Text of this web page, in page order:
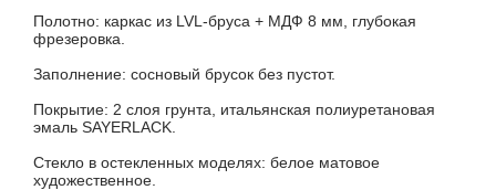
Полотно: каркас из LVL-бруса + МДФ 8 мм, глубокая
фрезеровка.
Заполнение: сосновый брусок без пустот.
Покрытие: 2 слоя грунта, итальянская полиуретановая
эмаль SAYERLACK.
Стекло в остекленных моделях: белое матовое
художественное.